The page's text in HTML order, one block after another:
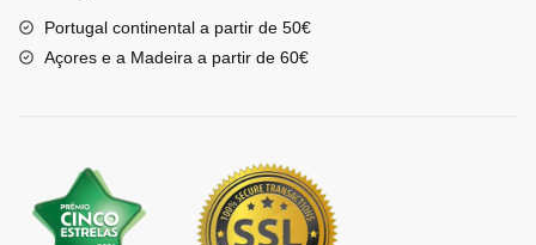
Portugal continental a partir de 50€
Açores e a Madeira a partir de 60€